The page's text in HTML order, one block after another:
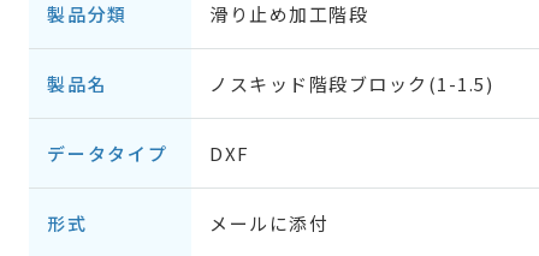
製品分類 滑り止め加工階段
製品名 ノスキッド階段ブロック(1-1.5)
データタイプ DXF
形式 メールに添付